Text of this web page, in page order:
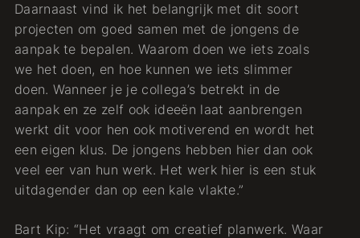
Daarnaast vind ik het belangrijk met dit soort
projecten om goed samen met de jongens de
aanpak te bepalen. Waarom doen we iets zoals
we het doen, en hoe kunnen we iets slimmer
doen. Wanneer je je collega’s betrekt in de
aanpak en ze zelf ook ideeën laat aanbrengen
werkt dit voor hen ook motiverend en wordt het
een eigen klus. De jongens hebben hier dan ook
veel eer van hun werk. Het werk hier is een stuk
uitdagender dan op een kale vlakte.”
Bart Kip: “Het vraagt om creatief planwerk. Waar